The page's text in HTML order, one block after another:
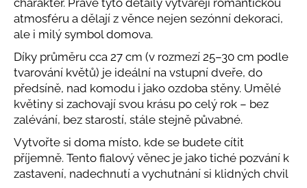
atmosféru a dělají z věnce nejen sezónní dekoraci,
ale i milý symbol domova.
Díky průměru cca 27 cm (v rozmezí 25–30 cm podle
tvarování květů) je ideální na vstupní dveře, do
předsíně, nad komodu i jako ozdoba stěny. Umělé
květiny si zachovají svou krásu po celý rok – bez
zalévání, bez starostí, stále stejně půvabné.
Vytvořte si doma místo, kde se budete cítit
příjemně. Tento fialový věnec je jako tiché pozvání k
zastavení, nadechnutí a vychutnání si klidných chvil
č
u
j
e
m
e
MACEŠKY
VYPADAJÍ
JAKO
ŽIVÉ